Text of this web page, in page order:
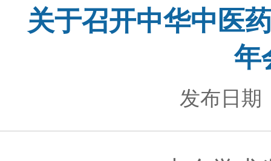
关于召开中华中医
年
发布日期